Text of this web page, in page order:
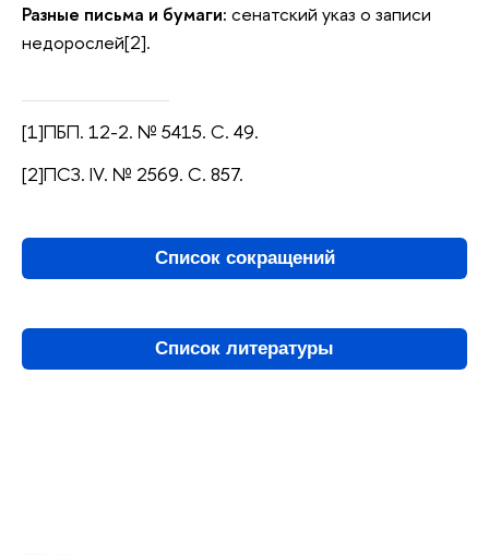
Разные письма и бумаги: сенатский указ о записи
недорослей[2].
[1]ПБП. 12-2. № 5415. С. 49.
[2]ПСЗ. IV. № 2569. С. 857.
Список сокращений
Список литературы